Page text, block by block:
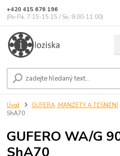
+420 415 676 196
(Po-Pá, 7:15-15:15 / So, 9:00-11:00)
Úvod GUFERA, MANŽETY A TĚSNĚNÍ
ShA70
GUFERO WA/G
ShA70